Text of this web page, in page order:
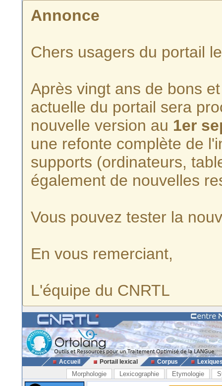
Annonce
Chers usagers du portail
Après vingt ans de bons
actuelle du portail sera
nouvelle version au 1er
une refonte complète de
supports (ordinateurs,
également de nouvelles
Vous pouvez tester la
En vous remerciant,
L'équipe du CNRTL
Accueil Portail lexical Corpus
Morphologie Lexicographie Etymologie